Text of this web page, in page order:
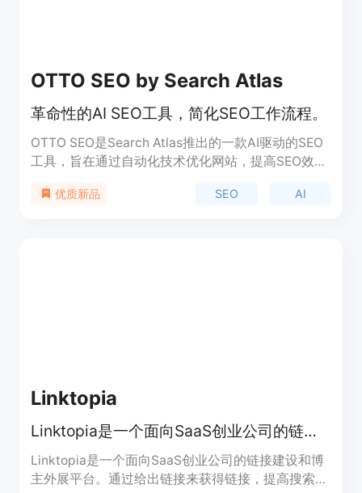
OTTO SEO by Search Atlas
革命性的AI SEO工具，简化SEO工作流程。
OTTO SEO是Search Atlas推出的一款AI驱动的SEO
工具，旨在通过自动化技术优化网站，提高SEO效
页优化，包括技术修复、内容优化、反向链接建设和
优质新品 SEO AI
Linktopia
Linktopia是一个面向SaaS创业公司的链接建设和博主外展平台。通过给出链接来获得链接，提高搜索流量。
Linktopia是一个面向SaaS创业公司的链接建设和博
主外展平台。通过给出链接来获得链接，提高搜索流